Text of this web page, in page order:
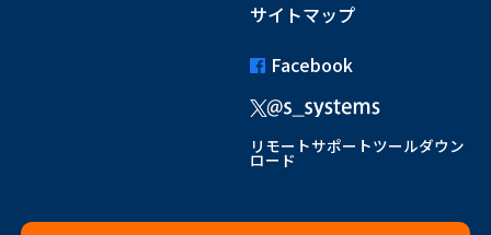
サイトマップ
Facebook
リモートサポートツールダウン
ロード